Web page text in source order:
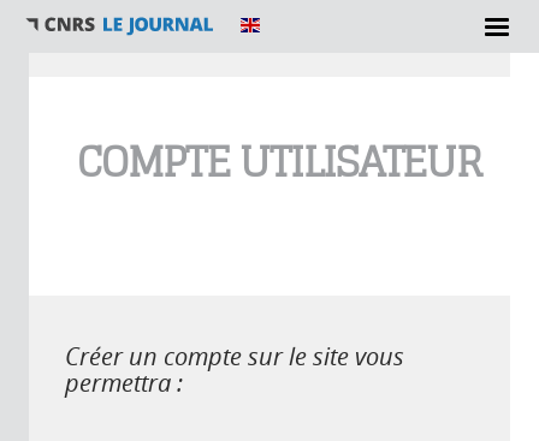
COMPTE UTILISATEUR
Créer un compte sur le site vous
permettra :